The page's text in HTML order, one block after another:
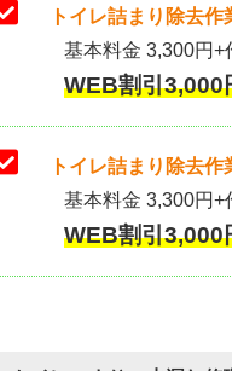
トイレ詰まり除去
基本料金 3,300円+
WEB割引
トイレ詰まり除去
基本料金 3,300円+
WEB割引